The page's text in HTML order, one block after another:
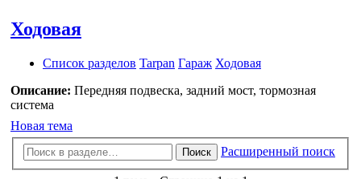
Ходовая
Список разделов Tarpan Гараж Ходовая
Описание: Передняя подвеска, задний мост, тормозная
система
Новая тема
Поиск Расширенный поиск